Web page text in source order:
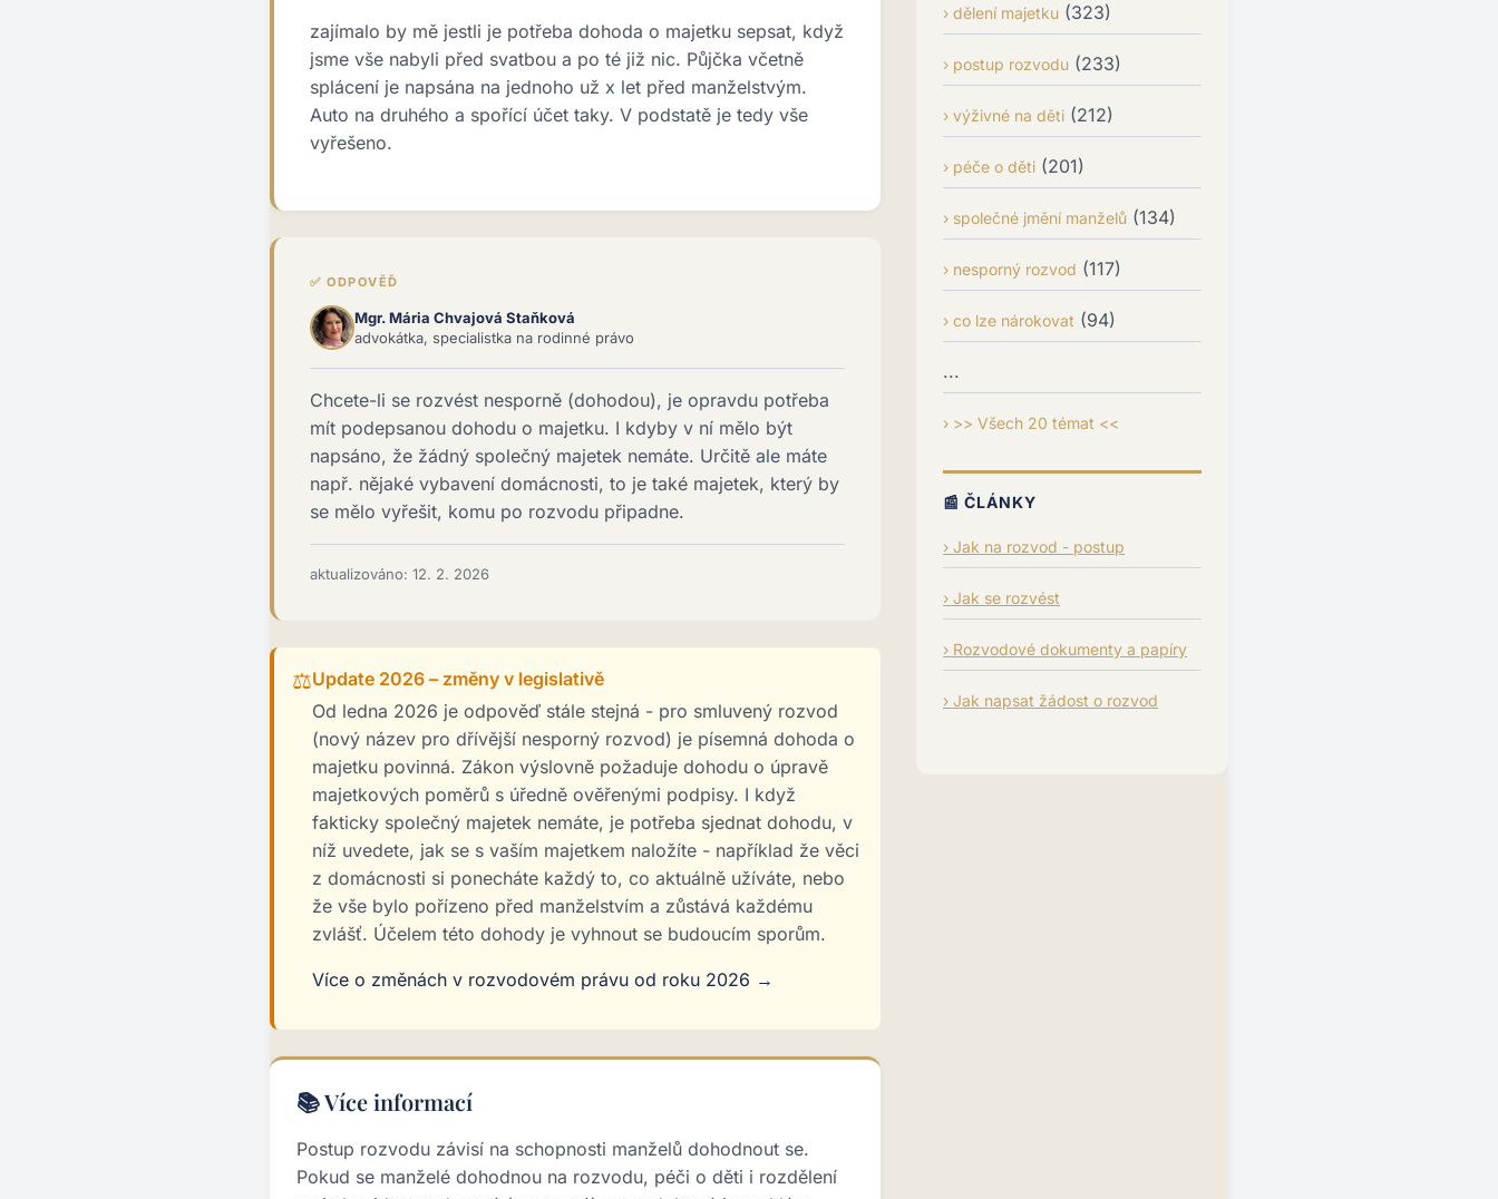
zajímalo by mě jestli je potřeba dohoda o majetku sepsat, když
jsme vše nabyli před svatbou a po té již nic. Půjčka včetně
splácení je napsána na jednoho už x let před manželstvým.
Auto na druhého a spořící účet taky. V podstatě je tedy vše
vyřešeno.
✅ ODPOVĚĎ
Mgr. Mária Chvajová Staňková
advokátka, specialistka na rodinné právo
Chcete-li se rozvést nesporně (dohodou), je opravdu potřeba
mít podepsanou dohodu o majetku. I kdyby v ní mělo být
napsáno, že žádný společný majetek nemáte. Určitě ale máte
např. nějaké vybavení domácnosti, to je také majetek, který by
se mělo vyřešit, komu po rozvodu připadne.
aktualizováno: 12. 2. 2026
⚖️Update 2026 – změny v legislativě
Od ledna 2026 je odpověď stále stejná - pro smluvený rozvod
(nový název pro dřívější nesporný rozvod) je písemná dohoda o
majetku povinná. Zákon výslovně požaduje dohodu o úpravě
majetkových poměrů s úředně ověřenými podpisy. I když
fakticky společný majetek nemáte, je potřeba sjednat dohodu, v
níž uvedete, jak se s vaším majetkem naložíte - například že věci
z domácnosti si ponecháte každý to, co aktuálně užíváte, nebo
že vše bylo pořízeno před manželstvím a zůstává každému
zvlášť. Účelem této dohody je vyhnout se budoucím sporům.
Více o změnách v rozvodovém právu od roku 2026 →
📚 Více informací
Postup rozvodu závisí na schopnosti manželů dohodnout se.
Pokud se manželé dohodnou na rozvodu, péči o děti i rozdělení
dělení majetku (323)
postup rozvodu (233)
výživné na děti (212)
péče o děti (201)
společné jmění manželů (134)
nesporný rozvod (117)
co lze nárokovat (94)
...
>> Všech 20 témat <<
📰 ČLÁNKY
Jak na rozvod - postup
Jak se rozvést
Rozvodové dokumenty a papíry
Jak napsat žádost o rozvod